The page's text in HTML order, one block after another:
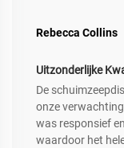
Rebecca Collins
Uitzonderlijke
De
onze
was responsief
waardoor het